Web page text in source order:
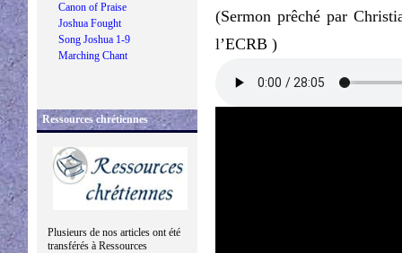
Canon of Praise
Joshua Fought
Song Joshua 1-9
Marching Chant
Ressources chrétiennes
Plusieurs de nos articles ont été
transférés à Ressources
(Sermon prêché par
l’ECRB )